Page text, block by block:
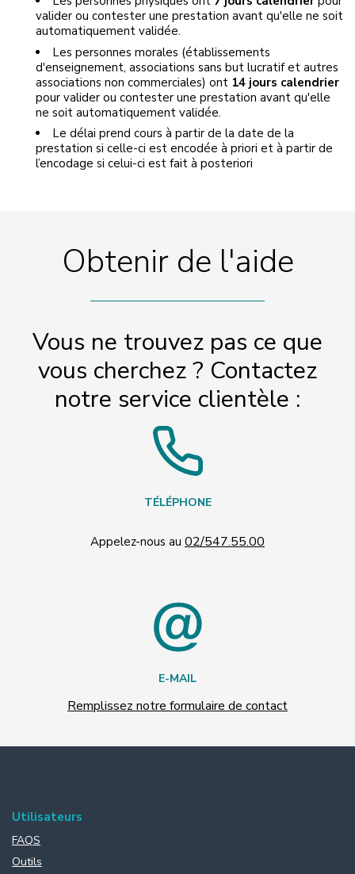
valider ou contester une prestation avant qu'elle ne soit
automatiquement validée.
Les personnes morales (établissements
d'enseignement, associations sans but lucratif et autres
associations non commerciales) ont 14 jours calendrier
pour valider ou contester une prestation avant qu'elle
ne soit automatiquement validée.
Le délai prend cours à partir de la date de la
prestation si celle-ci est encodée à priori et à partir de
l’encodage si celui-ci est fait à posteriori
Obtenir de l'aide
Vous ne trouvez pas ce que
vous cherchez ? Contactez
notre service clientèle :
TÉLÉPHONE
Appelez-nous au 02/547.55.00
E-MAIL
Remplissez notre formulaire de contact
Utilisateurs
FAQS
Outils